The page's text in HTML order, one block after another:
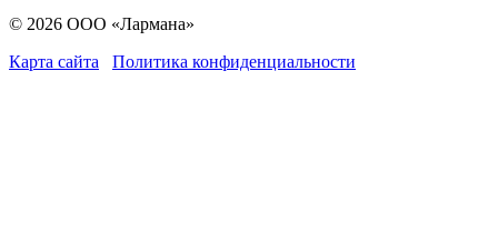
© 2026 ООО «Лармана»
Карта сайта
Политика конфиденциальности